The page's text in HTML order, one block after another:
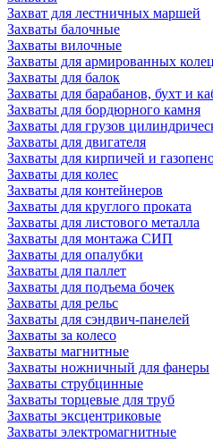
Захват для лестничных маршей
Захваты балочные
Захваты вилочные
Захваты для армированных колец
Захваты для балок
Захваты для барабанов, бухт и
Захваты для бордюрного камня
Захваты для грузов
Захваты для двигателя
Захваты для кирпичей и
Захваты для колес
Захваты для контейнеров
Захваты для круглого проката
Захваты для листового металла
Захваты для монтажа СИП
Захваты для опалубки
Захваты для паллет
Захваты для подъема бочек
Захваты для рельс
Захваты для сэндвич-панелей
Захваты за колесо
Захваты магнитные
Захваты ножничный для фанеры
Захваты струбцинные
Захваты торцевые для труб
Захваты эксцентриковые
Захваты электромагнитные